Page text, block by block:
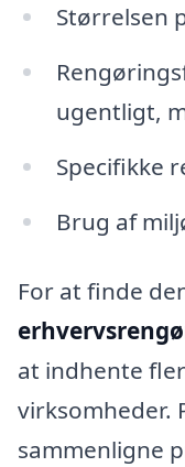
Størrelsen
ugentligt,
Specifikke
Brug af
For at finde
at indhente
virksomheder.
sammenligne